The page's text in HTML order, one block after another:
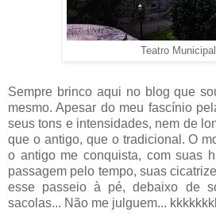
Teatro Municipal
Sempre brinco aqui no blog que
mesmo. Apesar do meu fascínio
seus tons e intensidades, nem de
que o antigo, que o tradicional. O
o antigo me conquista, com suas
passagem pelo tempo, suas
esse passeio à pé, debaixo de
sacolas... Não me julguem...